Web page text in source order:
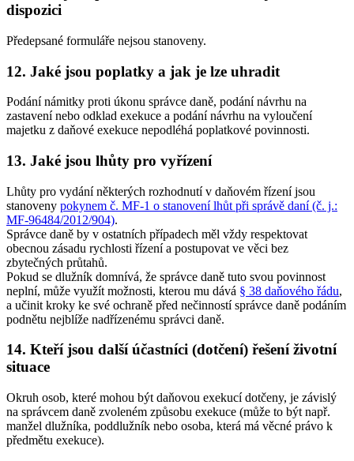
dispozici
Předepsané formuláře nejsou stanoveny.
12. Jaké jsou poplatky a jak je lze uhradit
Podání námitky proti úkonu správce daně, podání návrhu na
zastavení nebo odklad exekuce a podání návrhu na vyloučení
majetku z daňové exekuce nepodléhá poplatkové povinnosti.
13. Jaké jsou lhůty pro vyřízení
Lhůty pro vydání některých rozhodnutí v daňovém řízení jsou
stanoveny pokynem č. MF-1 o stanovení lhůt při správě daní (č. j.:
MF-96484/2012/904).
Správce daně by v ostatních případech měl vždy respektovat
obecnou zásadu rychlosti řízení a postupovat ve věci bez
zbytečných průtahů.
Pokud se dlužník domnívá, že správce daně tuto svou povinnost
neplní, může využít možnosti, kterou mu dává § 38 daňového řádu,
a učinit kroky ke své ochraně před nečinností správce daně podáním
podnětu nejblíže nadřízenému správci daně.
14. Kteří jsou další účastníci (dotčení) řešení životní
situace
Okruh osob, které mohou být daňovou exekucí dotčeny, je závislý
na správcem daně zvoleném způsobu exekuce (může to být např.
manžel dlužníka, poddlužník nebo osoba, která má věcné právo k
předmětu exekuce).